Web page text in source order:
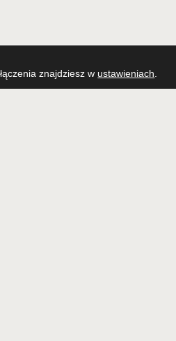
SIĘ WIĘCEJ
znajdziesz w ustawieniach